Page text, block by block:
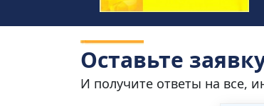
Оставьте
И получите ответы на все,